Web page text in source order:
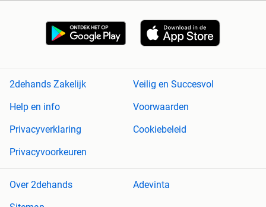
2dehands Zakelijk
Veilig en Succesvol
Help en info
Voorwaarden
Privacyverklaring
Cookiebeleid
Privacyvoorkeuren
Over 2dehands
Adevinta